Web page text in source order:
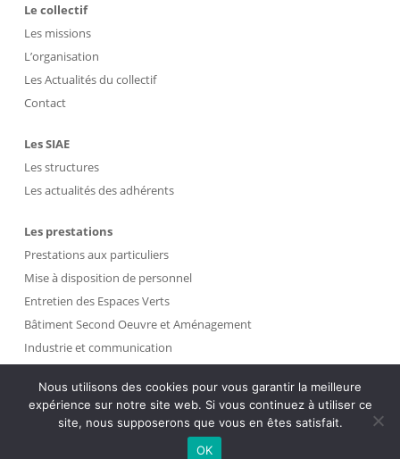
Le collectif
Les missions
L’organisation
Les Actualités du collectif
Contact
Les SIAE
Les structures
Les actualités des adhérents
Les prestations
Prestations aux particuliers
Mise à disposition de personnel
Entretien des Espaces Verts
Bâtiment Second Oeuvre et Aménagement
Industrie et communication
Intranet
Nous utilisons des cookies pour vous garantir la meilleure
expérience sur notre site web. Si vous continuez à utiliser ce
site, nous supposerons que vous en êtes satisfait.
OK